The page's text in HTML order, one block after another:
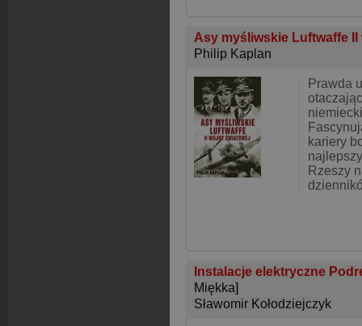
Asy myśliwskie Luftwaffe
Philip Kaplan
Prawda
kariery
Rzeszy
Instalacje elektryczne
Miękka]
Sławomir Kołodziejczyk